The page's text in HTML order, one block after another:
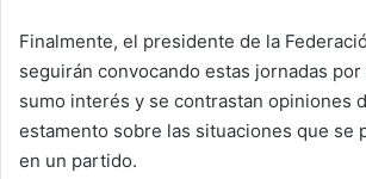
Finalmente, el presidente de la
seguirán convocando estas jornadas por
sumo interés y se contrastan opiniones
estamento sobre las situaciones que se
en un partido.